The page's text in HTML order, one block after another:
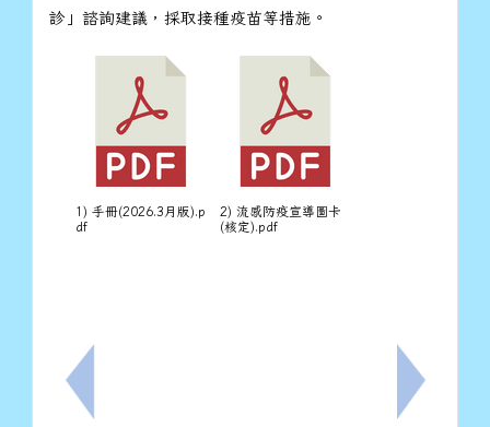
上一筆：臺南市115年度食農教育優良教案甄選實施計畫
診」諮詢建議，採取接種疫苗等措施。
1) 手冊(2026.3月版).p
df
2) 流感防疫宣導圖卡
(核定).pdf
下一筆：